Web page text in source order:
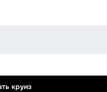
круиз